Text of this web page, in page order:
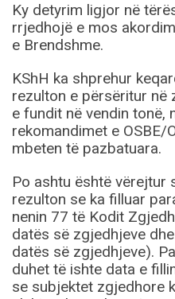
Ky detyrim ligjor në
rrjedhojë e mos
e Brendshme.
KShH ka shprehur
rezulton e përsëritur në
e fundit në vendin tonë,
rekomandimet e OSBE/
mbeten të pazbatuara.
Po ashtu është vërejtur
rezulton se ka filluar
nenin 77 të Kodit
datës së zgjedhjeve
datës së zgjedhjeve).
duhet të ishte data e
se subjektet zgjedhore